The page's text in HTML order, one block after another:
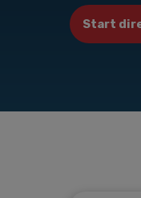
Start